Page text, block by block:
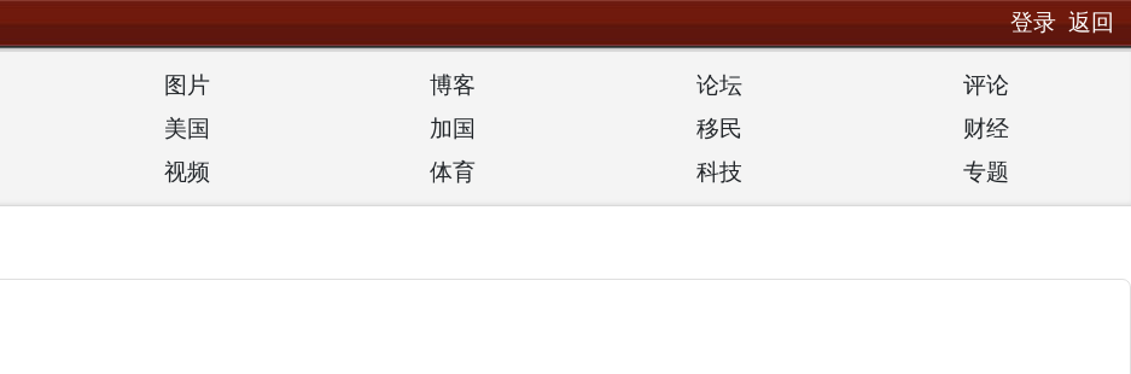
登录 返回
图片 博客 论坛
评论
美国 加国 移民
财经
视频 体育 科技 专题